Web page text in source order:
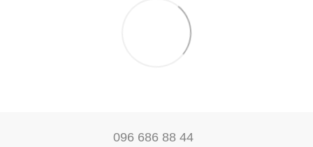
096 686 88 44